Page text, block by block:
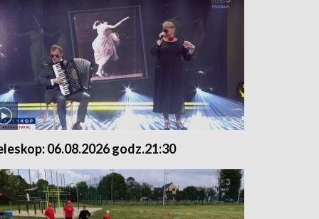
06.08.2026 godz.21:30